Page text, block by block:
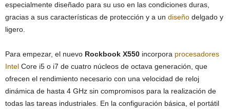
especialmente diseñado para su uso en las condiciones duras,
gracias a sus características de protección y a un diseño delgado y
ligero.
Para empezar, el nuevo Rockbook X550 incorpora procesadores
Intel Core i5 o i7 de cuatro núcleos de octava generación, que
ofrecen el rendimiento necesario con una velocidad de reloj
dinámica de hasta 4 GHz sin compromisos para la realización de
todas las tareas industriales. En la configuración básica, el portátil